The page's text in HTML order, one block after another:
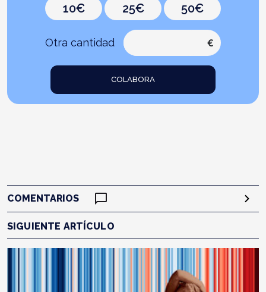
10€ 25€ 50€
Otra cantidad €
COLABORA
COMENTARIOS
SIGUIENTE ARTÍCULO